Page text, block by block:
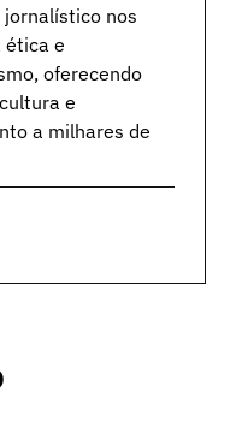
nos
ética e
oferecendo
e
a milhares de